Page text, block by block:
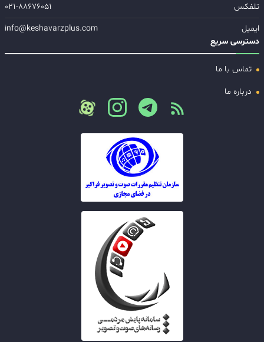
تلفکس
۰۲۱-۸۸۶۷۶۰۵۱
ایمیل
info@keshavarzplus.com
دسترسی سریع
تماس با ما
درباره ما